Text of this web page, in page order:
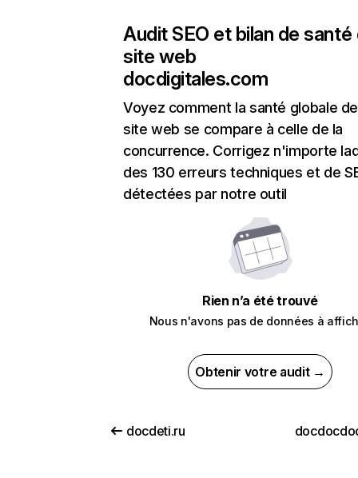
Audit SEO et bilan de santé
site web
docdigitales.com
Voyez comment la santé globale
site web se compare à celle de la
concurrence. Corrigez n'importe
des 130 erreurs techniques et de
détectées par notre outil
Rien n’a été trouvé
Nous n'avons pas de données à
Obtenir votre audit →
docdeti.ru